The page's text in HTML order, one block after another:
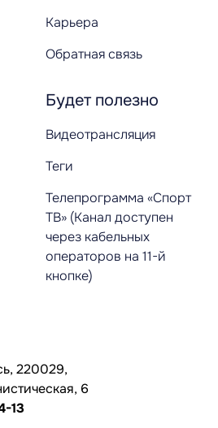
Карьера
Обратная связь
Будет полезно
Видеотрансляция
Теги
Телепрограмма «Спорт
ТВ» (Канал доступен
через кабельных
операторов на 11-й
кнопке)
220029,
6
13